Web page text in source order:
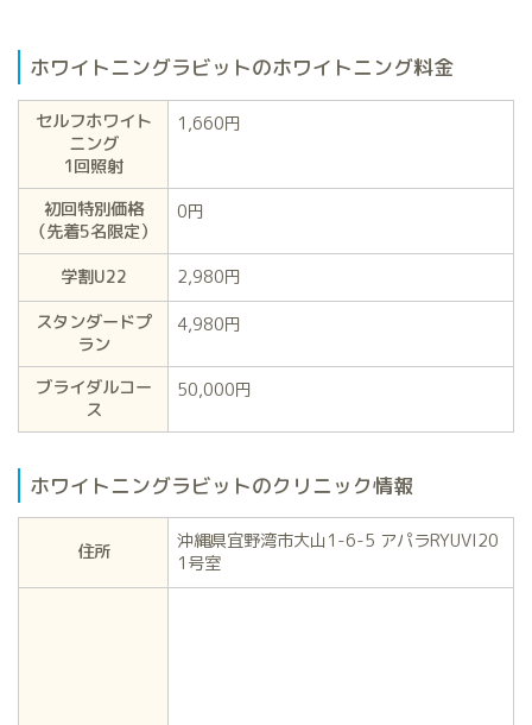
ホワイトニングラビットのホワイトニング料金
セルフホワイト
ニング
1回照射
1,660円
初回特別価格
（先着5名限定）
0円
学割U22
2,980円
スタンダードプ
ラン
4,980円
ブライダルコー
ス
50,000円
ホワイトニングラビットのクリニック情報
住所
沖縄県宜野湾市大山1-6-5 アパラRYUVI20
1号室